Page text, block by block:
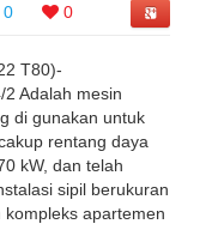
0 0
T80)-
Adalah mesin
di gunakan untuk
rentang daya
kW, dan telah
sipil berukuran
apartemen